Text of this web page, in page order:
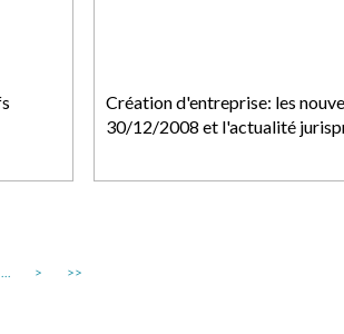
Création d'entreprise: les
30/12/2008 et l'actualité
... > >>